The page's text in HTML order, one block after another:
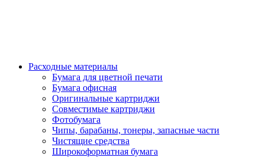
Расходные материалы
Бумага для цветной печати
Бумага офисная
Оригинальные картриджи
Совместимые картриджи
Фотобумага
Чипы, барабаны, тонеры, запасные части
Чистящие средства
Широкоформатная бумага